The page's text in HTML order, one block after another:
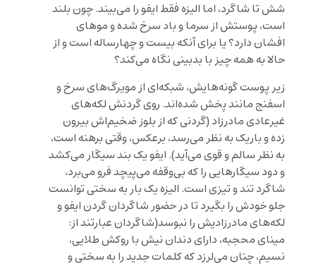
شش تا شاگرد، اما الیزه فقط ایفو را می‌بیند. چون بلند
است، پوستش از سرما و باد سرخ شده و موهای
افشان دارد؟ یا برای آنکه بیست و چهارساله است و از
حالا به همه چیز با بدبینی نگاه می‌کند؟
زیر پوست گونه‌هایش، شبکه‌ای از مویرگ‌های سرخ و
اسفنج مانند پخش شده‌اند. روی گردنش لکه‌های
غیرعادی مادرزاد (گردنی که از بلوز ضخیم‌اش بیرون
زده و باریک به نظر می‌رسد، برعکس، وقتی برهنه است،
به نظر سالم و قوی می‌آید). ایفو یک بند سیگار می‌کشد
و دود سیگارهایی را که بی‌وقفه می‌پیچد فرو می‌برد،
شاگرد تند و تیزی است. الیزه یک بار به سختی توانست
جلو خودش را بگیرد تا در حضور شاگردان گردن ایفو و
لکه‌های مادرزادیش را نبوسد(شاگردان عبارتند از:
مینای محجبه، دارای دندان نیش با روکش طلایی،
نسیم، چنان می‌لرزد که کلمات جدید را به سختی و